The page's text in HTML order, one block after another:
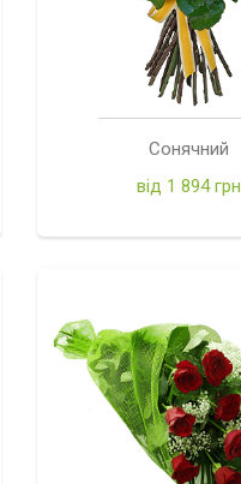
Сонячний
від 1 894 грн